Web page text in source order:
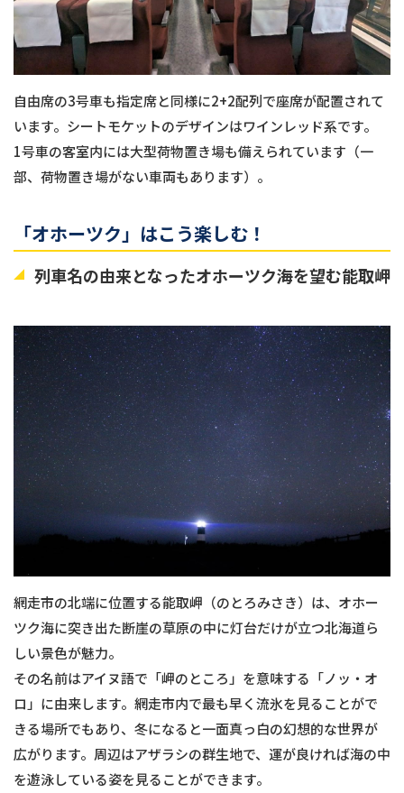
自由席の3号車も指定席と同様に2+2配列で座席が配置されて
います。シートモケットのデザインはワインレッド系です。
1号車の客室内には大型荷物置き場も備えられています（一
部、荷物置き場がない車両もあります）。
「オホーツク」はこう楽しむ！
列車名の由来となったオホーツク海を望む能取岬
網走市の北端に位置する能取岬（のとろみさき）は、オホー
ツク海に突き出た断崖の草原の中に灯台だけが立つ北海道ら
しい景色が魅力。
その名前はアイヌ語で「岬のところ」を意味する「ノッ・オ
ロ」に由来します。網走市内で最も早く流氷を見ることがで
きる場所でもあり、冬になると一面真っ白の幻想的な世界が
広がります。周辺はアザラシの群生地で、運が良ければ海の中
を遊泳している姿を見ることができます。